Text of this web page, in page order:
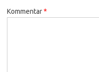
Kommentar*